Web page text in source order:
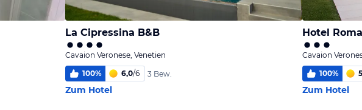
La Cipressina B&B
Cavaion Veronese, Venetien
100% 6,0/6 3 Bew.
Zum Hotel
Hotel
Cavaion
100%
Zum Hotel